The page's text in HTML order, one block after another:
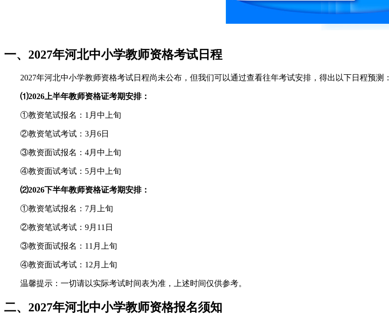
一、2027年河北中小学教师资格考试日程
2027年河北中小学教师资格考试日程尚未公布，但我们可以通过查看往年考试安排，得出以下日程预测：
⑴2026上半年教师资格证考期安排：
①教资笔试报名：1月中上旬
②教资笔试考试：3月6日
③教资面试报名：4月中上旬
④教资面试考试：5月中上旬
⑵2026下半年教师资格证考期安排：
①教资笔试报名：7月上旬
②教资笔试考试：9月11日
③教资面试报名：11月上旬
④教资面试考试：12月上旬
温馨提示：一切请以实际考试时间表为准，上述时间仅供参考。
二、2027年河北中小学教师资格报名须知